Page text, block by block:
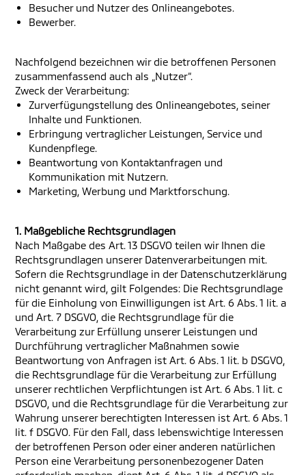
Besucher und Nutzer des Onlineangebotes.
Bewerber.
Nachfolgend bezeichnen wir die betroffenen Personen
zusammenfassend auch als „Nutzer“.
Zweck der Verarbeitung:
Zurverfügungstellung des Onlineangebotes, seiner
Inhalte und Funktionen.
Erbringung vertraglicher Leistungen, Service und
Kundenpflege.
Beantwortung von Kontaktanfragen und
Kommunikation mit Nutzern.
Marketing, Werbung und Marktforschung.
1. Maßgebliche Rechtsgrundlagen
Nach Maßgabe des Art. 13 DSGVO teilen wir Ihnen die
Rechtsgrundlagen unserer Datenverarbeitungen mit.
Sofern die Rechtsgrundlage in der Datenschutzerklärung
nicht genannt wird, gilt Folgendes: Die Rechtsgrundlage
für die Einholung von Einwilligungen ist Art. 6 Abs. 1 lit. a
und Art. 7 DSGVO, die Rechtsgrundlage für die
Verarbeitung zur Erfüllung unserer Leistungen und
Durchführung vertraglicher Maßnahmen sowie
Beantwortung von Anfragen ist Art. 6 Abs. 1 lit. b DSGVO,
die Rechtsgrundlage für die Verarbeitung zur Erfüllung
unserer rechtlichen Verpflichtungen ist Art. 6 Abs. 1 lit. c
DSGVO, und die Rechtsgrundlage für die Verarbeitung zur
Wahrung unserer berechtigten Interessen ist Art. 6 Abs. 1
lit. f DSGVO. Für den Fall, dass lebenswichtige Interessen
der betroffenen Person oder einer anderen natürlichen
Person eine Verarbeitung personenbezogener Daten